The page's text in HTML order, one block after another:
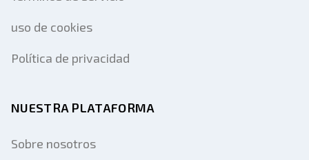
uso de cookies
Política de privacidad
NUESTRA PLATAFORMA
Sobre nosotros